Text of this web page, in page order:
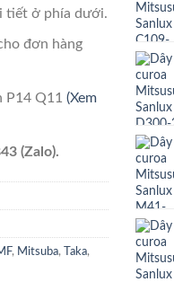
tiết ở phía dưới.
đơn hàng
P14 Q11 (Xem
(Zalo).
, Mitsuba, Taka,